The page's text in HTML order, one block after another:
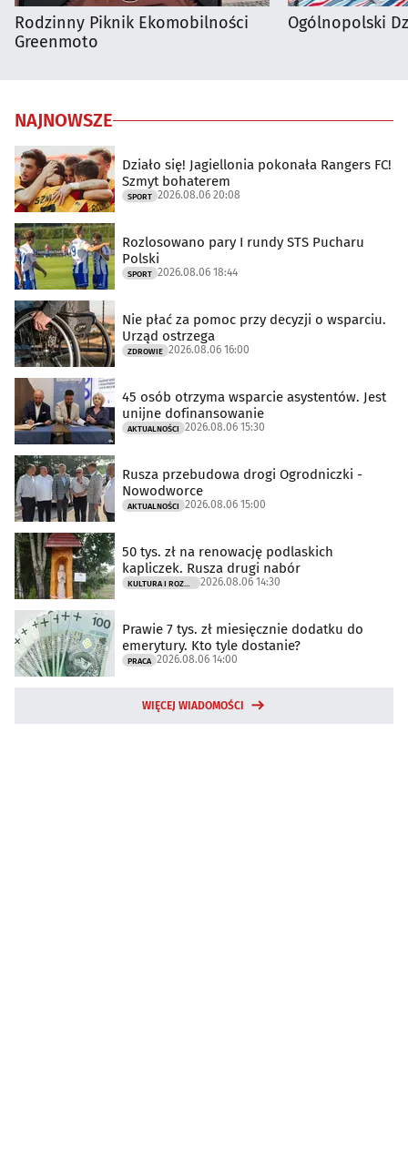
Rodzinny Piknik Ekomobilności
Greenmoto
Ogólnopolski
NAJNOWSZE
Działo się! Jagiellonia pokonała Rangers FC!
Szmyt bohaterem
SPORT 2026.08.06 20:08
Rozlosowano pary I rundy STS Pucharu
Polski
SPORT 2026.08.06 18:44
Nie płać za pomoc przy decyzji o wsparciu.
Urząd ostrzega
ZDROWIE 2026.08.06 16:00
45 osób otrzyma wsparcie asystentów. Jest
unijne dofinansowanie
AKTUALNOŚCI 2026.08.06 15:30
Rusza przebudowa drogi Ogrodniczki -
Nowodworce
AKTUALNOŚCI 2026.08.06 15:00
50 tys. zł na renowację podlaskich
kapliczek. Rusza drugi nabór
2026.08.06 14:30
Prawie 7 tys. zł miesięcznie dodatku do
emerytury. Kto tyle dostanie?
PRACA 2026.08.06 14:00
WIĘCEJ WIADOMOŚCI